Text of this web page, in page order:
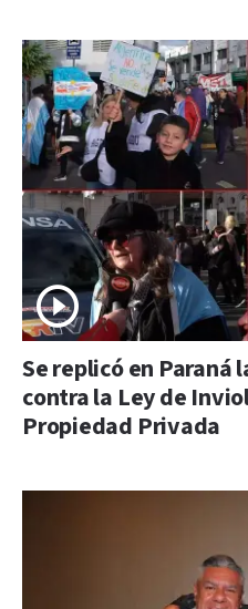
Se replicó en Paraná
contra la Ley de
Propiedad Privada